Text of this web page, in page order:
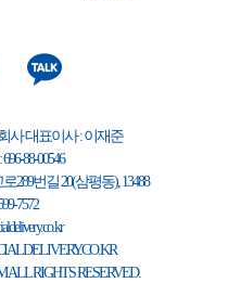
사 대표이사 : 이재준
88-00546
289번길 20(삼평동), 13488
7572
RIGHTS RESERVED.